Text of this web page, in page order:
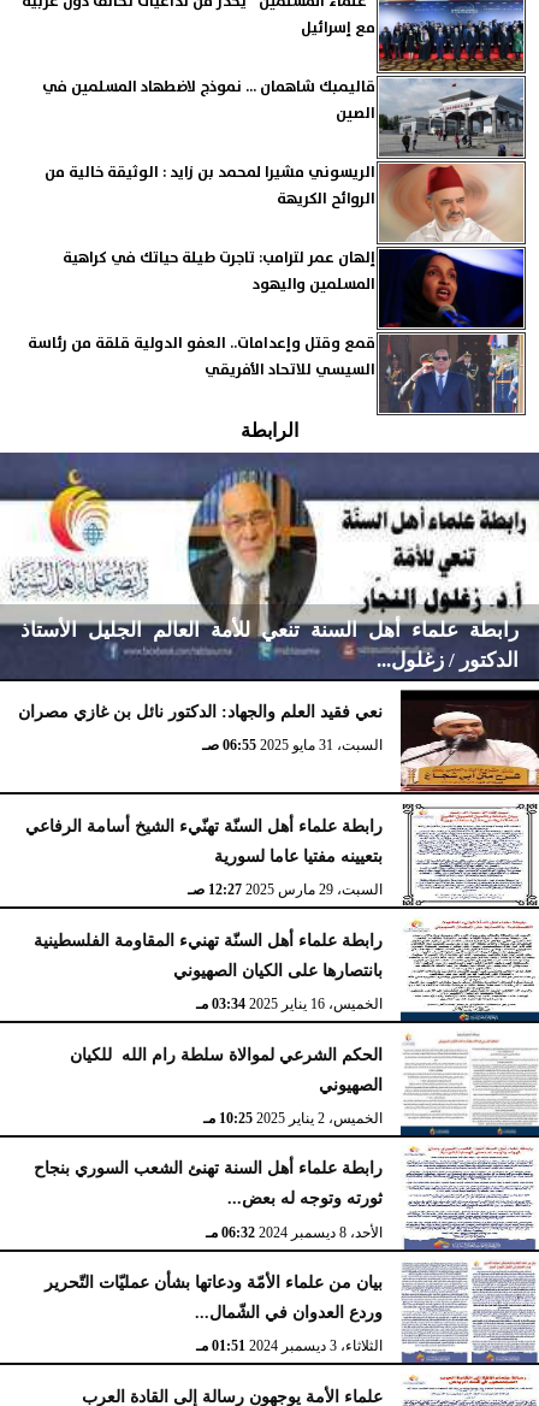
مع إسرائيل
قاليمبك شاهمان ... نموذج لاضطهاد المسلمين في
الصين
الريسوني مشيرا لمحمد بن زايد : الوثيقة خالية من
الروائح الكريهة
إلهان عمر لترامب: تاجرت طيلة حياتك في كراهية
المسلمين واليهود
قمع وقتل وإعدامات.. العفو الدولية قلقة من رئاسة
السيسي للاتحاد الأفريقي
الرابطة
رابطة علماء أهل السنة تنعي للأمة العالم الجليل الأستاذ
الدكتور / زغلول...
الإثنين، 10 نوفمبر 2025
نعي فقيد العلم والجهاد: الدكتور نائل بن غازي مصران
السبت، 31 مايو 2025 06:55 صـ
رابطة علماء أهل السنّة تهنّيء الشيخ أسامة الرفاعي
بتعيينه مفتيا عاما لسورية
السبت، 29 مارس 2025 12:27 صـ
رابطة علماء أهل السنّة تهنيء المقاومة الفلسطينية
بانتصارها على الكيان الصهيوني
الخميس، 16 يناير 2025 03:34 مـ
الحكم الشرعي لموالاة سلطة رام الله للكيان
الصهيوني
الخميس، 2 يناير 2025 10:25 مـ
رابطة علماء أهل السنة تهنئ الشعب السوري بنجاح
ثورته وتوجه له بعض...
الأحد، 8 ديسمبر 2024 06:32 مـ
بيان من علماء الأمّة ودعاتها بشأن عمليّات التّحرير
وردع العدوان في الشّمال...
الثلاثاء، 3 ديسمبر 2024 01:51 مـ
علماء الأمة يوجهون رسالة إلى القادة العرب